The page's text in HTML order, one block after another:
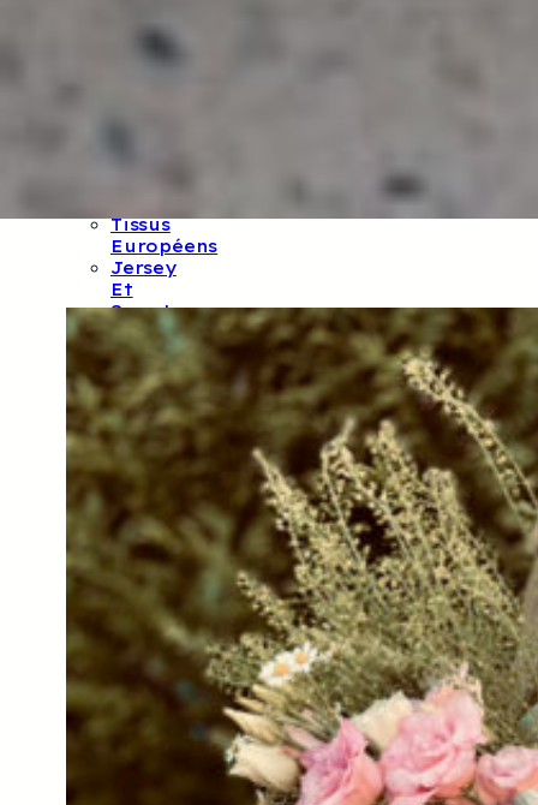
Balthazar
Tissus
Tissus
Européens
Jersey
Et
Sweat
Tissus
Mind
The
Maker
Lin
Lainage
Et
Jacquard
Rubans
Et
Galons
Soie
Toiles
Cirées
Tissus
Matelassés
Tissus
Liberty
Of
London
Tissus